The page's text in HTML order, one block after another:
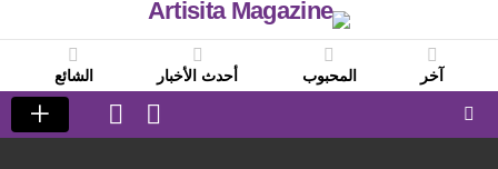
آخر المحبوب أحدث الأخبار الشائع
SWITCH
SKIN
LOGIN